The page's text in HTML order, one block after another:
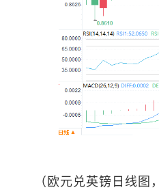
（欧元兑英镑日线图